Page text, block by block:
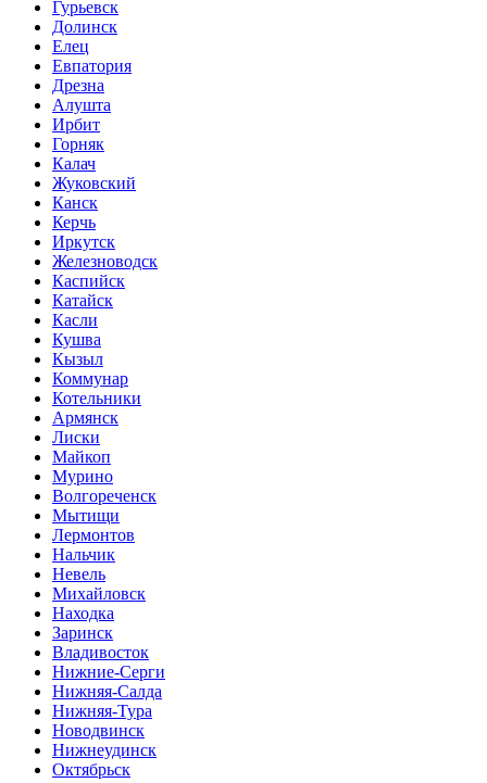
Гурьевск
Долинск
Елец
Евпатория
Дрезна
Алушта
Ирбит
Горняк
Калач
Жуковский
Канск
Керчь
Иркутск
Железноводск
Каспийск
Катайск
Касли
Кушва
Кызыл
Коммунар
Котельники
Армянск
Лиски
Майкоп
Мурино
Волгореченск
Мытищи
Лермонтов
Нальчик
Невель
Михайловск
Находка
Заринск
Владивосток
Нижние-Серги
Нижняя-Салда
Нижняя-Тура
Новодвинск
Нижнеудинск
Октябрьск